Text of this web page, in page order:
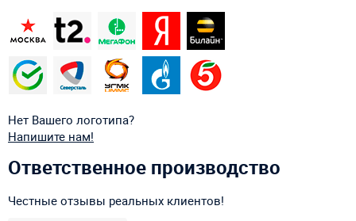
Нет Вашего логотипа?
Напишите нам!
Ответственное производство
Честные отзывы реальных клиентов!